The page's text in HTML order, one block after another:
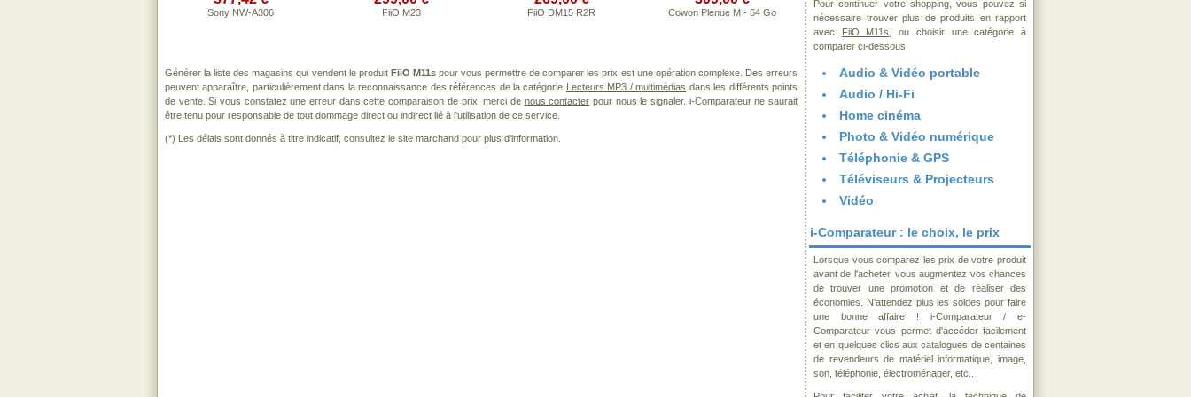
Sony NW-A306 FiiO M23 FiiO DM15 R2R Cowon Plenue M - 64 Go
Générer la liste des magasins qui vendent le produit FiiO M11spour vous permettre de comparer les prix est une opération complexe. Des erreurs
peuvent apparaître, particulièrement dans la reconnaissance des références de la catégorie Lecteurs MP3 / multimédias dans les différents points
de vente. Si vous constatez une erreur dans cette comparaison de prix, merci de nous contacter pour nous le signaler. i-Comparateur ne saurait
être tenu pour responsable de tout dommage direct ou indirect lié à l'utilisation de ce service.
(*) Les délais sont donnés à titre indicatif, consultez le site marchand pour plus d'information.
Pour continuer votre shopping, vous pouvez si
nécessaire trouver plus de produits en rapport
avec
FiiO M11s
, ou choisir une catégorie à
comparer ci-dessous
Audio & Vidéo portable
Audio / Hi-Fi
Home cinéma
Photo & Vidéo numérique
Téléphonie & GPS
Téléviseurs & Projecteurs
Vidéo
i-Comparateur : le choix, le prix
Lorsque vous comparez les prix de votre produit
avant de l'acheter, vous augmentez vos chances
de trouver une promotion et de réaliser des
économies. N'attendez plus les soldes pour faire
une bonne affaire ! i-Comparateur / e-
Comparateur vous permet d'accéder facilement
et en quelques clics aux catalogues de centaines
de revendeurs de matériel informatique, image,
son, téléphonie, électroménager, etc..